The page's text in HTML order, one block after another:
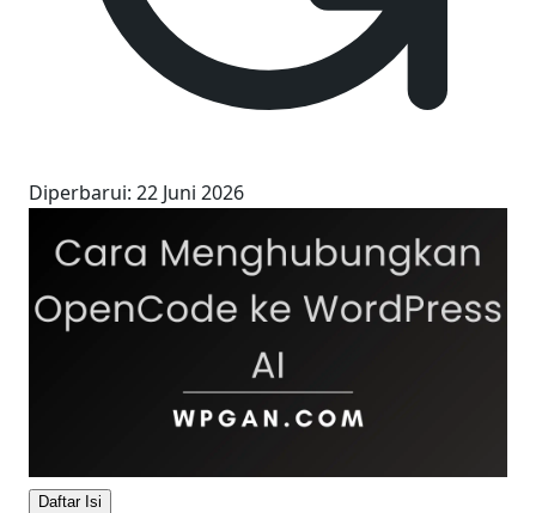
Diperbarui: 22 Juni 2026
Daftar Isi